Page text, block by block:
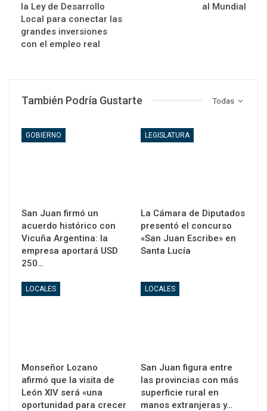
la Ley de Desarrollo
Local para conectar las
grandes inversiones
con el empleo real
al Mundial
Todas
También Podría Gustarte
GOBIERNO
San Juan firmó un
acuerdo histórico con
Vicuña Argentina: la
empresa aportará USD
250…
LEGISLATURA
La Cámara de Diputados
presentó el concurso
«San Juan Escribe» en
Santa Lucía
LOCALES
Monseñor Lozano
afirmó que la visita de
León XIV será «una
oportunidad para crecer
LOCALES
San Juan figura entre
las provincias con más
superficie rural en
manos extranjeras y…